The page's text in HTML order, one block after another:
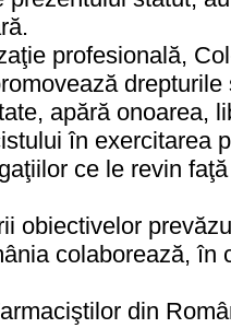
profesională,
apără onoarea,
în exercitarea
ce le revin
obiectivelor
colaborează, în
din